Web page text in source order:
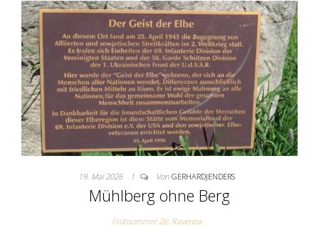
19. Mai 2026 1 Von GERHARDJENDERS
Mühlberg ohne Berg
Frühsommer 26: Ravenna